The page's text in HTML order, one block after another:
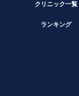
クリニック一覧
ランキング